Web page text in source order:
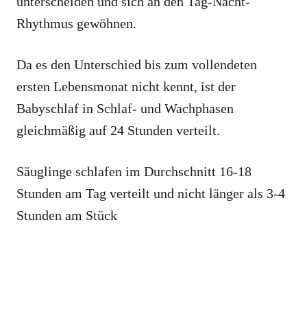
Rhythmus gewöhnen.
Da es den Unterschied bis zum vollendeten
ersten Lebensmonat nicht kennt, ist der
Babyschlaf in Schlaf- und Wachphasen
gleichmäßig auf 24 Stunden verteilt.
Säuglinge schlafen im Durchschnitt 16-18
Stunden am Tag verteilt und nicht länger als 3-4
Stunden am Stück